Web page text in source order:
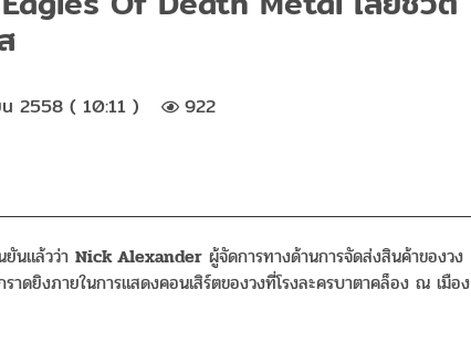
2558 ( 10:11 ) 922
ยันแล้วว่า Nick Alexander ผู้จัดการทางด้านการจัดส่งสินค้าของวง
ราดยิงภายในการแสดงคอนเสิร์ตของวงที่โรงละครบาตาคล็อง ณ เมือง